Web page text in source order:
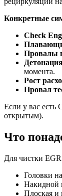
Конкретные
Check
Провалы
момента.
Рост
Провал
Если у вас есть
открытым).
Что
Для чистки
Головки
Накидной
Плоская и